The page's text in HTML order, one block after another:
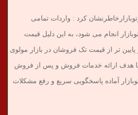
کرد : واردات تمامی
انجام می شود، به این دلیل قیمت
تر از قیمت تک فروشان در بازار مولوی
با هدف ارائه خدمات فروش و پس از فروش
آماده پاسخگویی سریع و رفع مشکلات